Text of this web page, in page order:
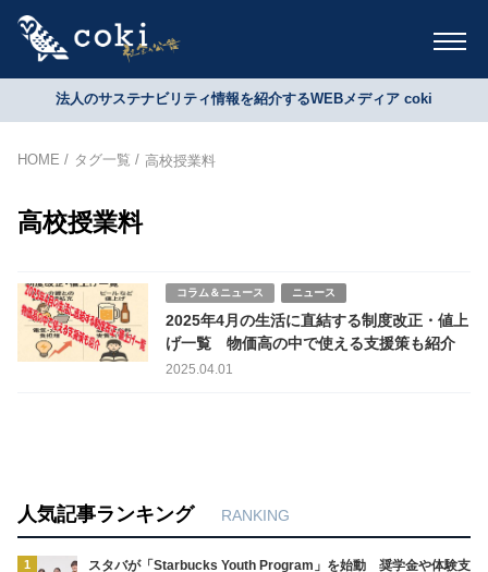
法人のサステナビリティ情報を紹介するWEBメディア coki
HOME タグ一覧 高校授業料
高校授業料
コラム＆ニュース ニュース
2025年4月の生活に直結する制度改正・値上
げ一覧 物価高の中で使える支援策も紹介
2025.04.01
人気記事ランキング RANKING
1
スタバが「Starbucks Youth Program」を始動 奨学金や体験支